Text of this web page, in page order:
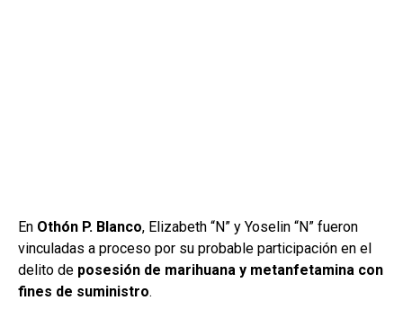
En Othón P. Blanco, Elizabeth “N” y Yoselin “N” fueron
vinculadas a proceso por su probable participación en el
delito de posesión de marihuana y metanfetamina con
fines de suministro.